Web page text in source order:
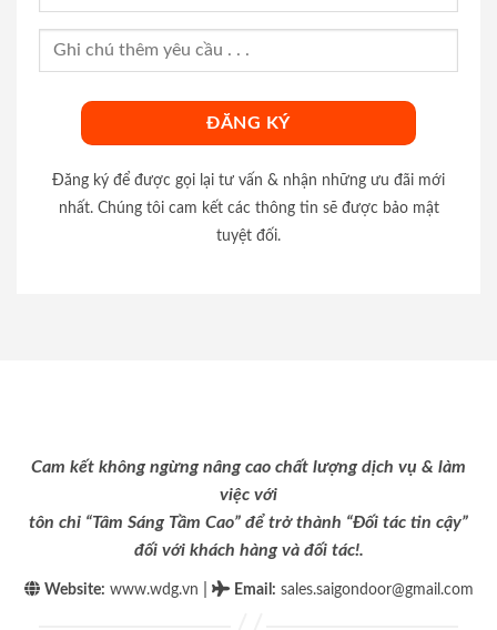
Đăng ký để được gọi lại tư vấn & nhận những ưu đãi mới
nhất. Chúng tôi cam kết các thông tin sẽ được bảo mật
tuyệt đối.
Cam kết không ngừng nâng cao chất lượng dịch vụ & làm
việc với
tôn chỉ “Tâm Sáng Tầm Cao” để trở thành “Đối tác tin cậy”
đối với khách hàng và đối tác!.
Website: www.wdg.vn Email : sales.saigondoor@gmail.com